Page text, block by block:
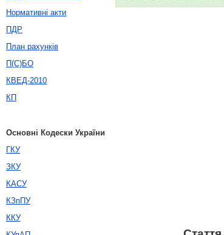
Нормативні акти
ПДР
План рахунків
П(С)БО
КВЕД-2010
КП
Основні Кодески України
ГКУ
ЗКУ
КАСУ
КЗпПУ
ККУ